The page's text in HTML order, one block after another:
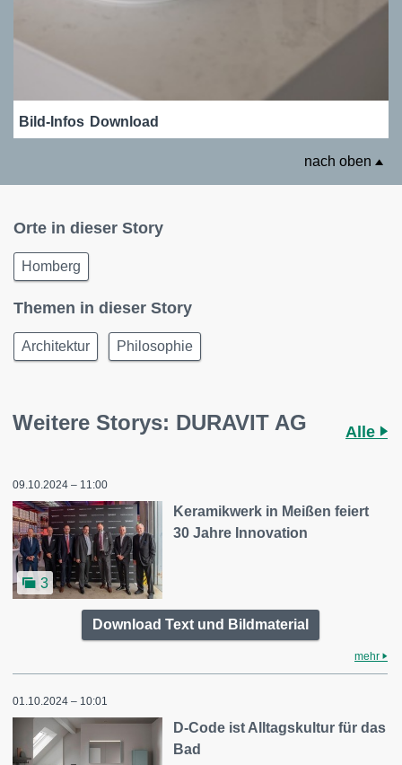
Bild-Infos Download
nach oben
Orte in dieser Story
Homberg
Themen in dieser Story
Architektur Philosophie
Weitere Storys: DURAVIT AG Alle
09.10.2024 – 11:00
3
Keramikwerk in Meißen feiert
30 Jahre Innovation
Download Text und Bildmaterial
mehr
01.10.2024 – 10:01
D-Code ist Alltagskultur für das
Bad